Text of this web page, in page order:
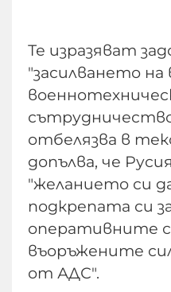
Те изразяват
"засилването
отбелязва в
допълва, че
"желанието си
подкрепата си
оперативните
въоръжените
от АДС".